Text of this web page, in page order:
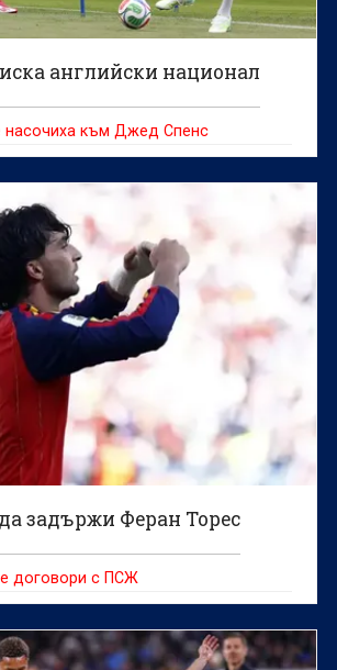
английски национал
насочиха към Джед Спенс
задържи Феран Торес
договори с ПСЖ